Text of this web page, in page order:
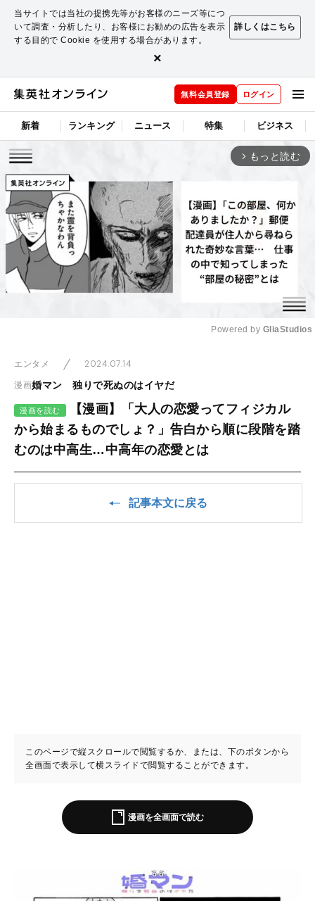
当サイトでは当社の提携先等がお客様のニーズ等につ
いて調査・分析したり、お客様にお勧めの広告を表示
する目的で Cookie を使用する場合があります。
詳しくはこちら
×
無料会員登録 ログイン
新着 ランキング ニュース 特集 ビジネス
arrow_forward_ios もっと読む
Powered by GliaStudios
エンタメ 2024.07.14
漫画婚マン 独りで死ぬのはイヤだ
漫画を読む
【漫画】「大人の恋愛ってフィジカル
から始まるものでしょ？」告白から順に段階を踏
むのは中高生…中高年の恋愛とは
記事本文に戻る
このページで縦スクロールで閲覧するか、または、下のボタンから
全画面で表示して横スライドで閲覧することができます。
漫画を全画面で読む